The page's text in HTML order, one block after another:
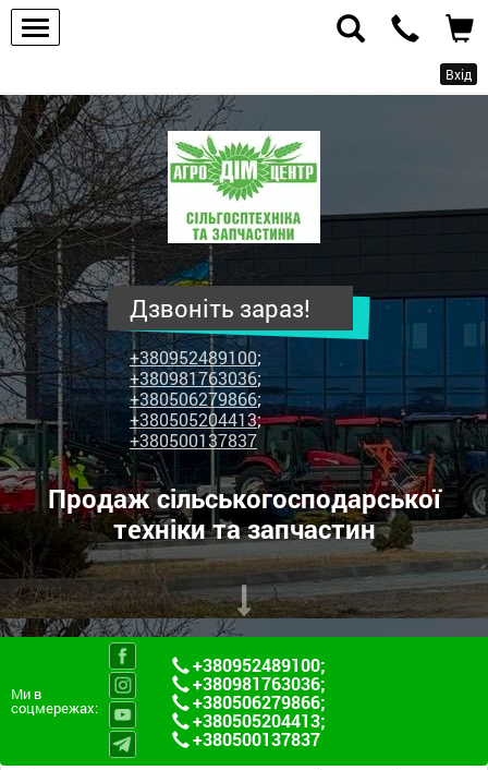
Вхід
ПП
"Агродім-
центр"
-
продаж
сільськогосподарської
техніки
та
запчастин
Дзвоніть зараз!
+380952489100;
+380981763036;
+380506279866;
+380505204413;
+380500137837
Продаж сільськогосподарської
техніки та запчастин
Ми в
соцмережах:
+380952489100;
+380981763036;
+380506279866;
+380505204413;
+380500137837